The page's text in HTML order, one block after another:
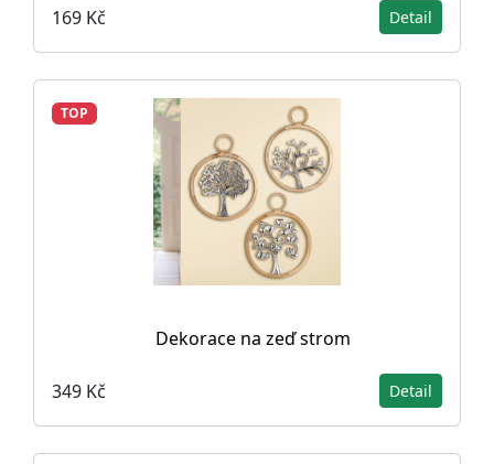
169 Kč Detail
TOP
Dekorace na zeď strom
349 Kč Detail